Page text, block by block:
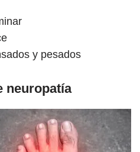
​​y pesados
neuropatía